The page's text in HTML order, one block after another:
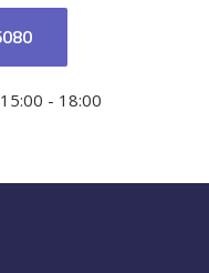
- 18:00